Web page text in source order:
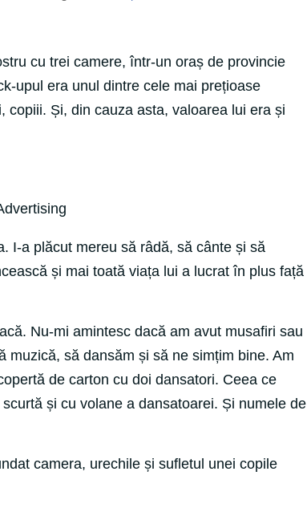
cu trei camere, într-un oraș de provincie
upul era unul dintre cele mai prețioase
copiii. Și, din cauza asta, valoarea lui era și
I-a plăcut mereu să râdă, să cânte și să
și mai toată viața lui a lucrat în plus față
Nu-mi amintesc dacă am avut musafiri sau
muzică, să dansăm și să ne simțim bine. Am
de carton cu doi dansatori. Ceea ce
și cu volane a dansatoarei. Și numele de
camera, urechile și sufletul unei copile